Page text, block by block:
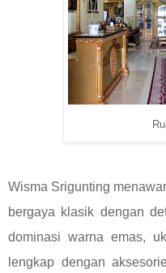
Wisma Srigunting
bergaya klasik dengan
dominasi warna emas,
lengkap dengan